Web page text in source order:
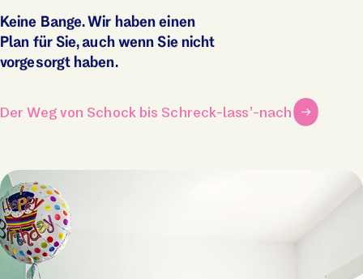
Keine Bange. Wir haben einen
Plan für Sie, auch wenn Sie nicht
vorgesorgt haben.
Der Weg von Schock bis Schreck-lass’-nach